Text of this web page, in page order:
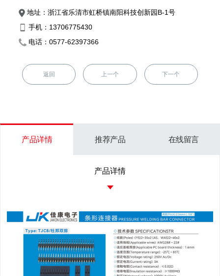
地址：浙江省乐清市虹桥镇南阳科技创新园B-1号
手机：13706775430
电话：0577-62397366
返回 上一个 下一个
产品详情 推荐产品 在线留言
产品详情